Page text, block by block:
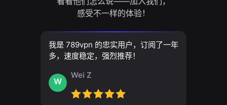
感受不一样的体验！
我是 789vpn 的忠实用户，订阅了一年
多，速度稳定，强烈推荐！
W
Wei Z